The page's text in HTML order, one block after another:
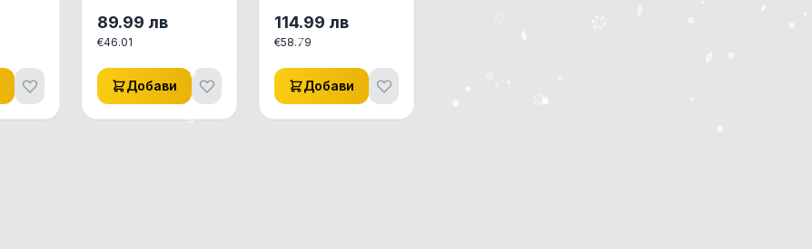
89.99 лв
€46.01
Добави
114.99 лв
€58.79
Добави